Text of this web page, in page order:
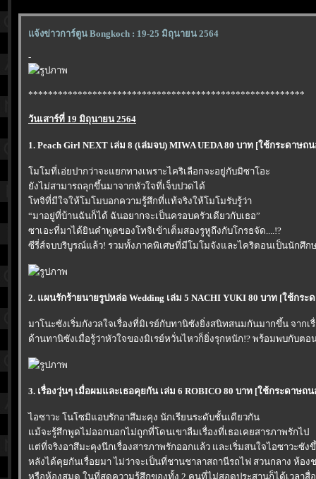
จ้งข่าวการ์ตูน Bongkoch : 19-25 มิถุนายน 2564
-
********************************************************
วันเสาร์ที่ 19 มิถุนายน 2564
1. Peach Girl NEXT เล่ม 8 (เล่มจบ) MIWA UEDA 80 บาท [ใช้กระดาษถ
มโมที่เอ่ยปากว่าจะแยกทางเพราะไคริเลือกจะอยู่กับมิซาโอะ
ังไม่สามารถลุกขึ้นมาจากหัวใจที่เจ็บปวดได้
ทจิที่มีใจให้โมโมบอกความรู้สึกที่แท้จริงให้โมโมรับรู้ว่า
“มาอยู่ที่บ้านฉันก็ได้ ฉันอยากจะเป็นครอบครัวเดียวกับเธอ”
ซาเอะที่มาได้ยินคำพูดของโทจิเข้าเต็มสองรูหูถึงกับโกรธจัด....!?
ซีรี่ส์จบบริบูรณ์แล้ว! รวมทั้งภาคพิเศษที่มีโมโมจังและไคริตอนเป็นนักศึก
2. แผนรักร้ายนายรูปหล่อ Wedding เล่ม 5 NACHI YUKI 80 บาท [ใช้กร
มาโนะซังเริ่มกังวลใจเรื่องที่มิเรย์กับทานิซังยิ่งสนิทสนมกันมากขึ้น จากเ
ด้านทานิซังเมื่อรู้ว่าหัวใจของมิเรย์หวั่นไหวก็ยิ่งรุกหนัก!? พร้อมพบกับต
3. เรื่องวุ่นๆ เมื่อผมและเธอคุยกัน เล่ม 6 ROBICO 80 บาท [ใช้กระดาษถ
ไอซาวะ โนโซมิแอบรักอาสึมะคุง นักเรียนระดับชั้นเดียวกัน
ม้จะรู้สึกพูดไม่ออกบอกไม่ถูกที่โดนเขาลืมเรื่องที่เธอเคยสารภาพรักไป
ต่ที่จริงอาสึมะคุงนึกเรื่องสารภาพรักออกแล้ว และเริ่มสนใจไอซาวะซัง
หลังได้คุยกันเรื่อยมา ไม่ว่าจะเป็นที่ชานชาลาสถานีรถไฟ สวนกลาง ห้อง
หรือห้องสมุด ในที่สุดความรู้สึกของทั้ง 2 คนที่ไม่สอดประสานก็ได้เวลาสื่อ